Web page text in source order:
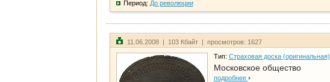
Период: До революции
11.06.2008 | 103 Кбайт | просмотров: 1627
Тип: Страховая доска (оригинальная)
Московское общество
подробнее